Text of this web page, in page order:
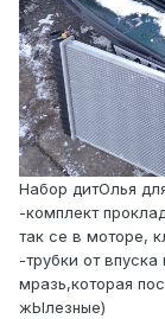
Набор дитОлья
-комплект
так се в моторе,
-трубки от впуска
мразь,которая
жЫлезные)